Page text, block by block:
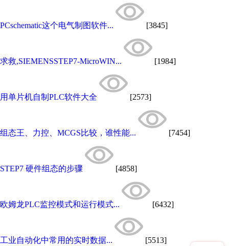
PCschematic这个电气制图软件... [3845]
求救,SIEMENSSTEP7-MicroWIN... [1984]
用单片机自制PLC软件大全 [2573]
组态王、力控、MCGS比较，谁性能... [7454]
STEP7 硬件组态的步骤 [4858]
欧姆龙PLC监控模式和运行模式... [6432]
工业自动化中常用的实时数据... [5513]